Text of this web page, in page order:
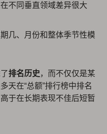
不同垂直领域差异很大
几、月份和整体季节性模
排名历史 ，而不仅仅是某
天在“总额”排行榜中排名
于在长期表现不佳后短暂